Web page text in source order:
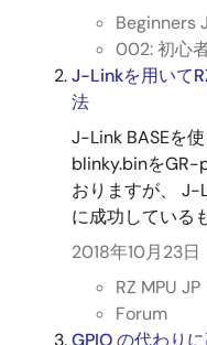
Beginners
002: 初心
J-Linkを用いて
法
J-Link BASEを
blinky.binをGR-
おりますが、 J-
に成功している
2018年10月23日
RZ MPU JP
Forum
GPIO の代わり